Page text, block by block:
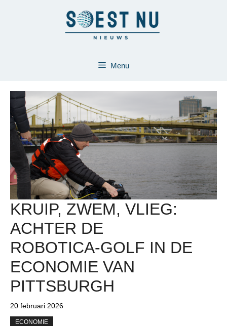
Menu
KRUIP, ZWEM, VLIEG:
ACHTER DE
ROBOTICA-GOLF IN DE
ECONOMIE VAN
PITTSBURGH
20 februari 2026
ECONOMIE